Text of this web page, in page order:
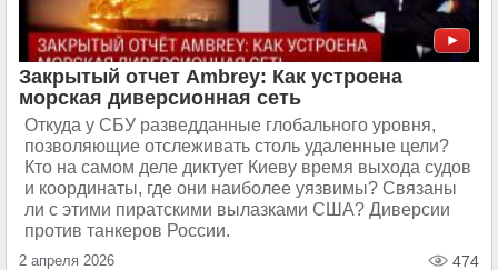
Закрытый отчет Ambrey: Как устроена
морская диверсионная сеть
Откуда у СБУ разведданные глобального уровня,
позволяющие отслеживать столь удаленные цели?
Кто на самом деле диктует Киеву время выхода судов
и координаты, где они наиболее уязвимы? Связаны
ли с этими пиратскими вылазками США? Диверсии
против танкеров России.
2 апреля 2026 474